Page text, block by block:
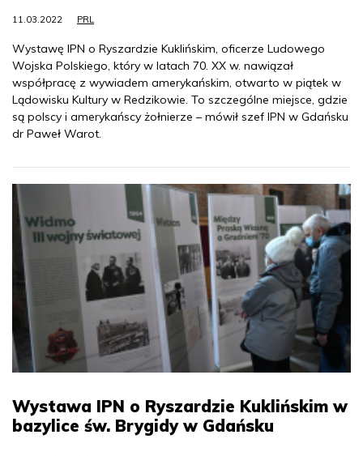
11.03.2022 PRL
Wystawę IPN o Ryszardzie Kuklińskim, oficerze Ludowego
Wojska Polskiego, który w latach 70. XX w. nawiązał
współpracę z wywiadem amerykańskim, otwarto w piątek w
Lądowisku Kultury w Redzikowie. To szczególne miejsce, gdzie
są polscy i amerykańscy żołnierze – mówił szef IPN w Gdańsku
dr Paweł Warot.
Wystawa IPN o Ryszardzie Kuklińskim w
bazylice św. Brygidy w Gdańsku